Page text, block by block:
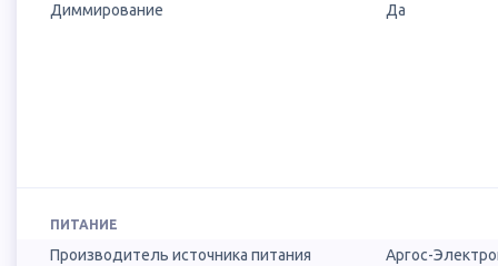
Диммирование
Да
ПИТАНИЕ
Производитель источника питания
Аргос-